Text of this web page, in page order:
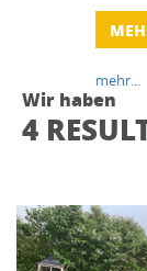
mehr...
Wir haben
4